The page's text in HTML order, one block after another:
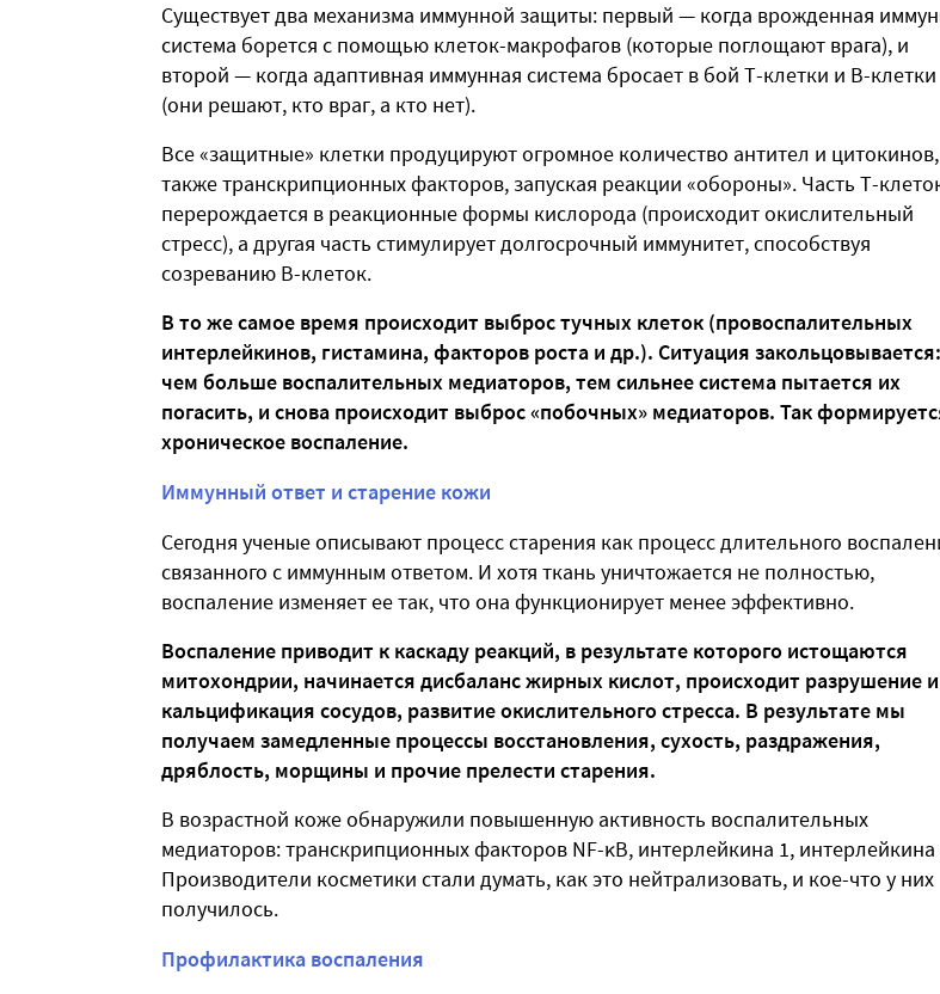
Существует два механизма иммунной защиты: первый — когда врожденная
система борется с помощью клеток-макрофагов (которые поглощают врага), и
второй — когда адаптивная иммунная система бросает в бой Т-клетки и В-клетки
(они решают, кто враг, а кто нет).
Все «защитные» клетки продуцируют огромное количество антител и
также транскрипционных факторов, запуская реакции «обороны». Часть Т-
перерождается в реакционные формы кислорода (происходит окислительный
стресс), а другая часть стимулирует долгосрочный иммунитет, способствуя
созреванию В-клеток.
В то же самое время происходит выброс тучных клеток (провоспалительных
интерлейкинов, гистамина, факторов роста и др.). Ситуация закольцовывается:
чем больше воспалительных медиаторов, тем сильнее система пытается их
погасить, и снова происходит выброс «побочных» медиаторов. Так
хроническое воспаление.
Иммунный ответ и старение кожи
Сегодня ученые описывают процесс старения как процесс длительного
связанного с иммунным ответом. И хотя ткань уничтожается не полностью,
воспаление изменяет ее так, что она функционирует менее эффективно.
Воспаление приводит к каскаду реакций, в результате которого истощаются
митохондрии, начинается дисбаланс жирных кислот, происходит разрушение и
кальцификация сосудов, развитие окислительного стресса. В результате мы
получаем замедленные процессы восстановления, сухость, раздражения,
дряблость, морщины и прочие прелести старения.
В возрастной коже обнаружили повышенную активность воспалительных
медиаторов: транскрипционных факторов NF-κB, интерлейкина 1, интерлейкина
Производители косметики стали думать, как это нейтрализовать, и кое-что у них
получилось.
Профилактика воспаления